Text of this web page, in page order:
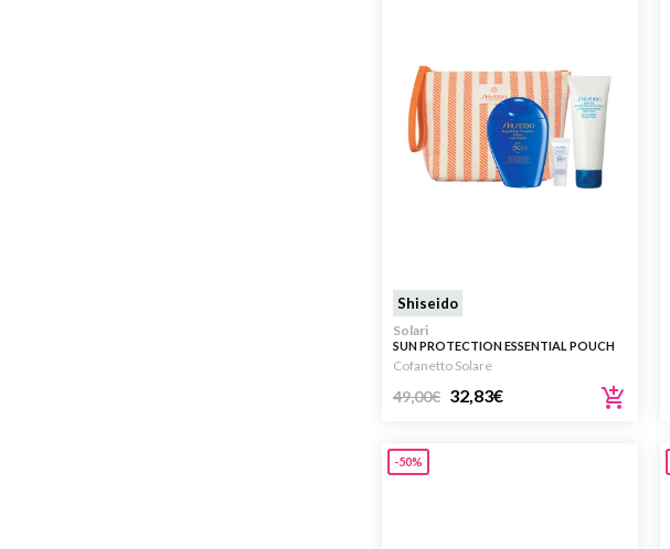
Shiseido
Solari
SUN PROTECTION ESSENTIAL POUCH
SET 150ML + 5ML + 75ML
Cofanetto Solare
49,00€ 32,83€
-50%